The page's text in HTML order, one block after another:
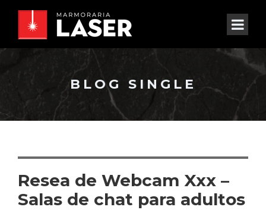
BLOG SINGLE
Resea de Webcam Xxx –
Salas de chat para adultos